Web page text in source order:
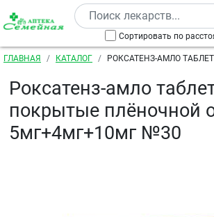
Перейти к основному содержанию
Сортировать по
Строка навигации
ГЛАВНАЯ КАТАЛОГ
РОКСАТЕНЗ-АМЛО
Роксатенз-амло
покрытые плёночной
5мг+4мг+10мг №30